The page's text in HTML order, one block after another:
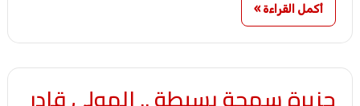
أكمل القراءة »